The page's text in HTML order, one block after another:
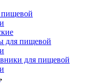
пищевой
для пищевой
для пищевой